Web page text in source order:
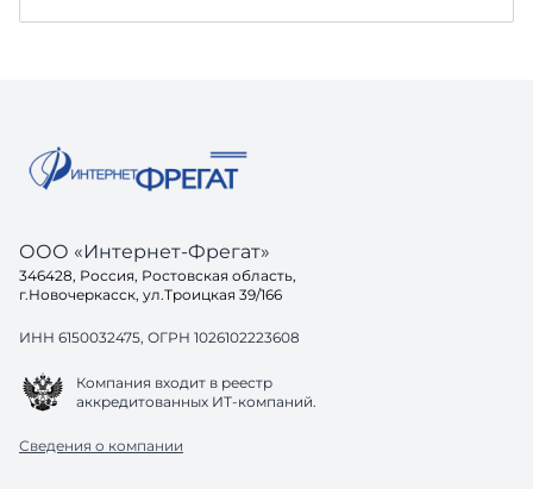
ООО «Интернет-Фрегат»
346428, Россия, Ростовская область,
г.Новочеркасск, ул.Троицкая 39/166
ИНН 6150032475, ОГРН 1026102223608
Компания входит в реестр
аккредитованных ИТ-компаний.
Сведения о компании